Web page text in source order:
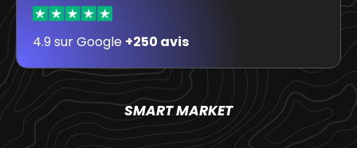
4.9 sur Google +250 avis
SMART MARKET